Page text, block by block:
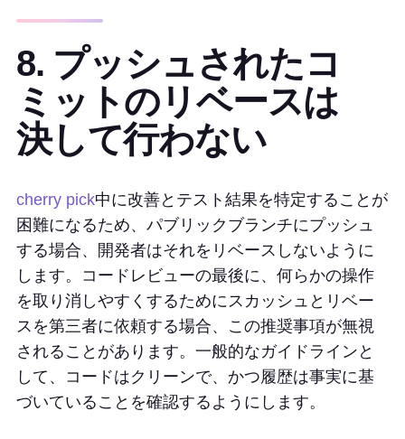
8. プッシュされたコ
ミットのリベースは
決して行わない
cherry pick中に改善とテスト結果を特定することが
困難になるため、パブリックブランチにプッシュ
する場合、開発者はそれをリベースしないように
します。コードレビューの最後に、何らかの操作
を取り消しやすくするためにスカッシュとリベー
スを第三者に依頼する場合、この推奨事項が無視
されることがあります。一般的なガイドラインと
して、コードはクリーンで、かつ履歴は事実に基
づいていることを確認するようにします。